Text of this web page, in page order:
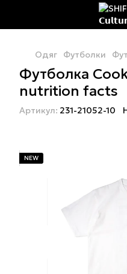
Одяг Футболки
Футболка
nutrition facts
Артикул: 231-21052-10
NEW